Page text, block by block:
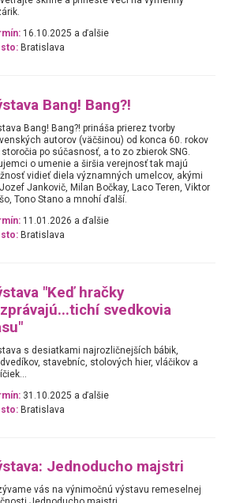
16.10.2025 a ďalšie
Bratislava
Bang! Bang?!
Bang! Bang?! prináša prierez tvorby
autorov (väčšinou) od konca 60. rokov
storočia po súčasnosť, a to zo zbierok SNG.
o umenie a širšia verejnosť tak majú
vidieť diela významných umelcov, akými
Jankovič, Milan Bočkay, Laco Teren, Viktor
Tono Stano a mnohí ďalší.
11.01.2026 a ďalšie
Bratislava
"Keď hračky
svedkovia
s desiatkami najrozličnejších bábik,
stavebníc, stolových hier, vláčikov a
31.10.2025 a ďalšie
Bratislava
Jednoducho majstri
vás na výnimočnú výstavu remeselnej